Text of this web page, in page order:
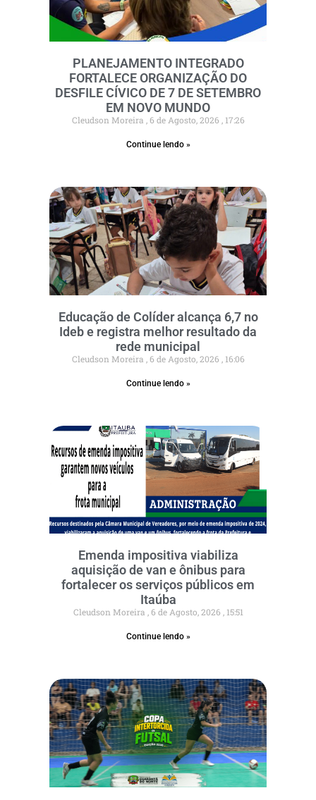
PLANEJAMENTO INTEGRADO
FORTALECE ORGANIZAÇÃO DO
DESFILE CÍVICO DE 7 DE SETEMBRO
EM NOVO MUNDO
Cleudson Moreira 6 de Agosto, 2026 17:26
Continue lendo »
Educação de Colíder alcança 6,7 no
Ideb e registra melhor resultado da
rede municipal
Cleudson Moreira 6 de Agosto, 2026 16:06
Continue lendo »
Emenda impositiva viabiliza
aquisição de van e ônibus para
fortalecer os serviços públicos em
Itaúba
Cleudson Moreira 6 de Agosto, 2026 15:51
Continue lendo »